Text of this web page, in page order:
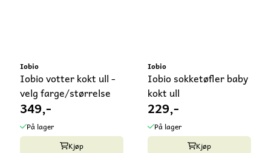
Iobio
Iobio votter kokt ull -
velg farge/størrelse
349,-
På lager
Kjøp
Iobio
Iobio sokketøfler baby
kokt ull
229,-
På lager
Kjøp